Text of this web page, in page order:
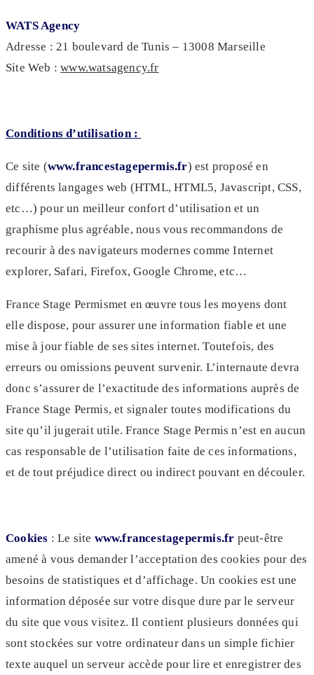
WATS Agency
Adresse : 21 boulevard de Tunis – 13008 Marseille
Site Web :www.watsagency.fr
Conditions d’utilisation :
Ce site (www.francestagepermis.fr) est proposé en
différents langages web (HTML, HTML5, Javascript, CSS,
etc…) pour un meilleur confort d’utilisation et un
graphisme plus agréable, nous vous recommandons de
recourir à des navigateurs modernes comme Internet
explorer, Safari, Firefox, Google Chrome, etc…
France Stage Permismet en œuvre tous les moyens dont
elle dispose, pour assurer une information fiable et une
mise à jour fiable de ses sites internet. Toutefois, des
erreurs ou omissions peuvent survenir. L’internaute devra
donc s’assurer de l’exactitude des informations auprès de
France Stage Permis, et signaler toutes modifications du
site qu’il jugerait utile. France Stage Permis n’est en aucun
cas responsable de l’utilisation faite de ces informations,
et de tout préjudice direct ou indirect pouvant en découler.
Cookies : Le site www.francestagepermis.fr peut-être
amené à vous demander l’acceptation des cookies pour des
besoins de statistiques et d’affichage. Un cookies est une
information déposée sur votre disque dure par le serveur
du site que vous visitez. Il contient plusieurs données qui
sont stockées sur votre ordinateur dans un simple fichier
texte auquel un serveur accède pour lire et enregistrer des